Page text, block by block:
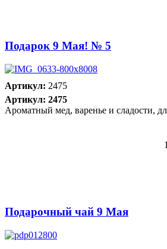
Подарок 9 Мая! № 5
Артикул: 2475
Артикул: 2475
Ароматный мед, варенье и сладости,
Подарочный чай 9 Мая